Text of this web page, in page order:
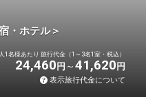
・ホテル＞
1名様あたり 旅行代金（1～3名1室・税込）
24,460 円 41,620 円
表示旅行代金について